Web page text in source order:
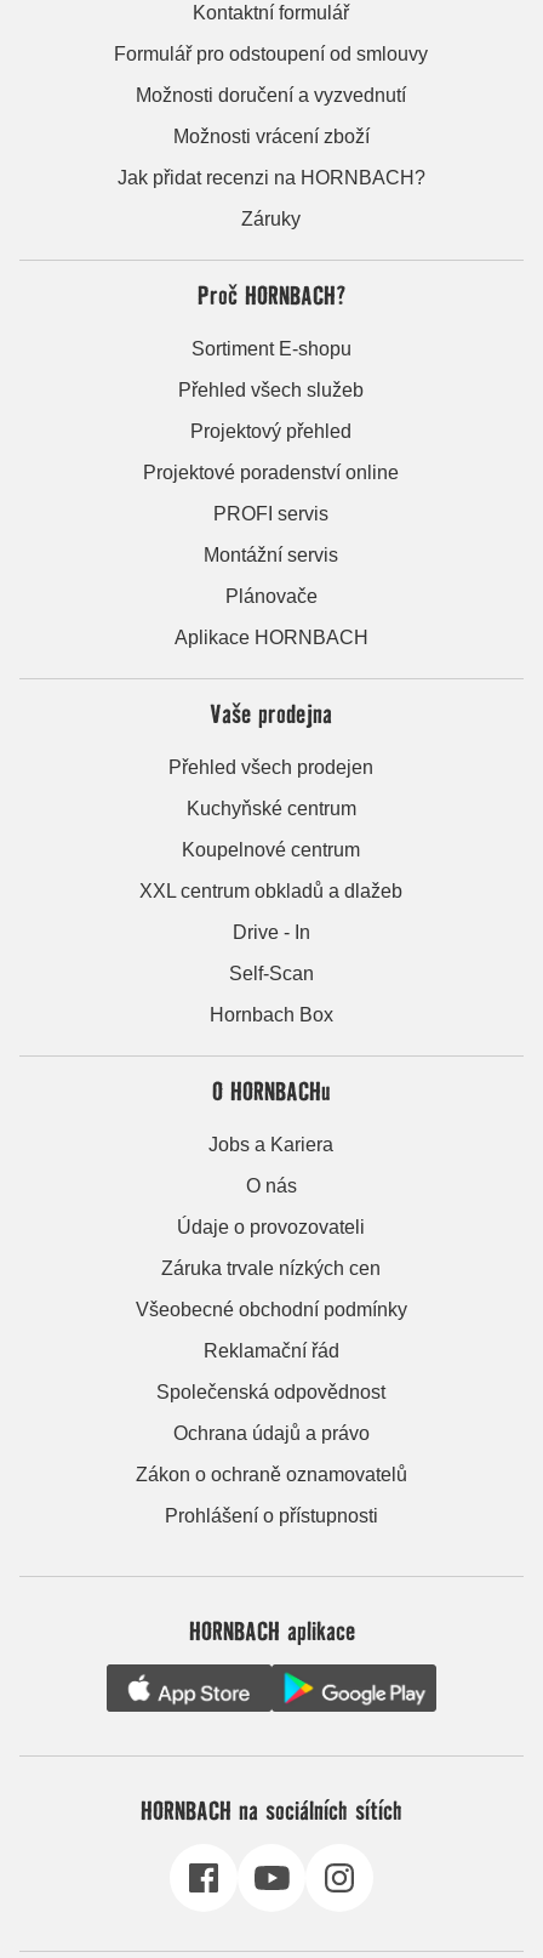
Kontaktní formulář
Formulář pro odstoupení od smlouvy
Možnosti doručení a vyzvednutí
Možnosti vrácení zboží
Jak přidat recenzi na HORNBACH?
Záruky
Proč HORNBACH?
Sortiment E-shopu
Přehled všech služeb
Projektový přehled
Projektové poradenství online
PROFI servis
Montážní servis
Plánovače
Aplikace HORNBACH
Vaše prodejna
Přehled všech prodejen
Kuchyňské centrum
Koupelnové centrum
XXL centrum obkladů a dlažeb
Drive - In
Self-Scan
Hornbach Box
O HORNBACHu
Jobs a Kariera
O nás
Údaje o provozovateli
Záruka trvale nízkých cen
Všeobecné obchodní podmínky
Reklamační řád
Společenská odpovědnost
Ochrana údajů a právo
Zákon o ochraně oznamovatelů
Prohlášení o přístupnosti
HORNBACH aplikace
HORNBACH na sociálních sítích